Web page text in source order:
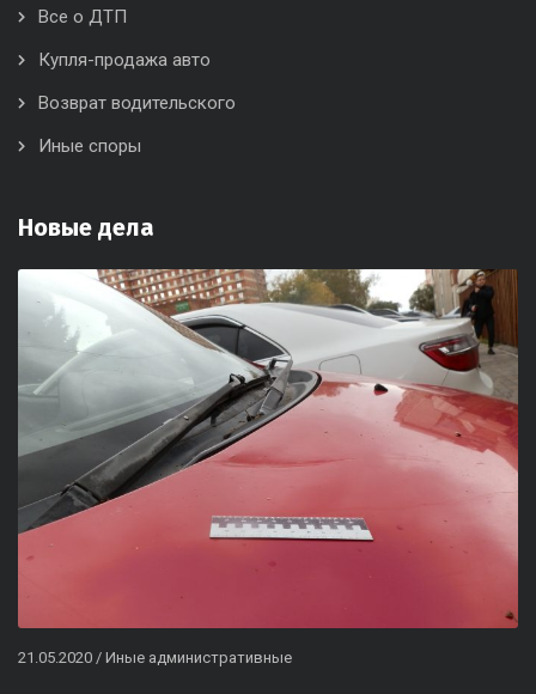
Все о ДТП
Купля-продажа авто
Возврат водительского
Иные споры
Новые дела
21.05.2020 / Иные административные